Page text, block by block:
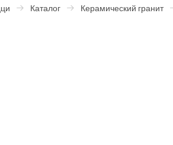
Каталог Керамический гранит